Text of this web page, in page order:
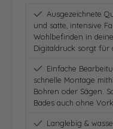
Ausgezeichnete
und satte, intensive
Wohlbefinden in
Digitaldruck sorgt für
Einfache
schnelle Montage
Bohren oder Sägen.
Bades auch ohne
Langlebig &